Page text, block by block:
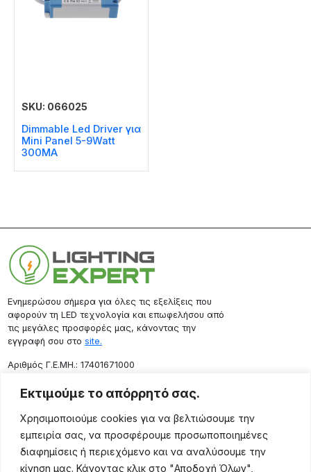
Εκτιμούμε το απόρρητό σας.
Χρησιμοποιούμε cookies για να βελτιώσουμε την
εμπειρία σας, να προσφέρουμε προσωποποιημένες
διαφημίσεις ή περιεχόμενο και να αναλύσουμε την
κίνηση μας. Κάνοντας κλικ στο "Αποδοχή Όλων",
SKU: 066025
Dimmable Led Driver για
Mini Panel 5-9Watt
300MA
Ενημερώσου σήμερα για όλες τις εξελίξεις που
αφορούν τη LED τεχνολογία και επωφελήσου από
τις μεγάλες προσφορές μας, κάνοντας την
εγγραφή σου στο site.
Aριθμός Γ.Ε.ΜΗ.: 17401671000
Επικοινωνία
Ρόδου 133, Αθήνα 10443
(+30) 211 725 5427
sales@lightingexpert.gr